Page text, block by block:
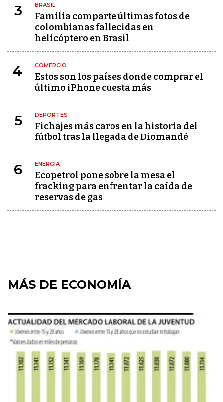
3 BRASIL
Familia comparte últimas fotos de
colombianas fallecidas en
helicóptero en Brasil
4 COMERCIO
Estos son los países donde comprar el
último iPhone cuesta más
5 DEPORTES
Fichajes más caros en la historia del
fútbol tras la llegada de Diomandé
6 ENERGÍA
Ecopetrol pone sobre la mesa el
fracking para enfrentar la caída de
reservas de gas
MÁS DE ECONOMÍA